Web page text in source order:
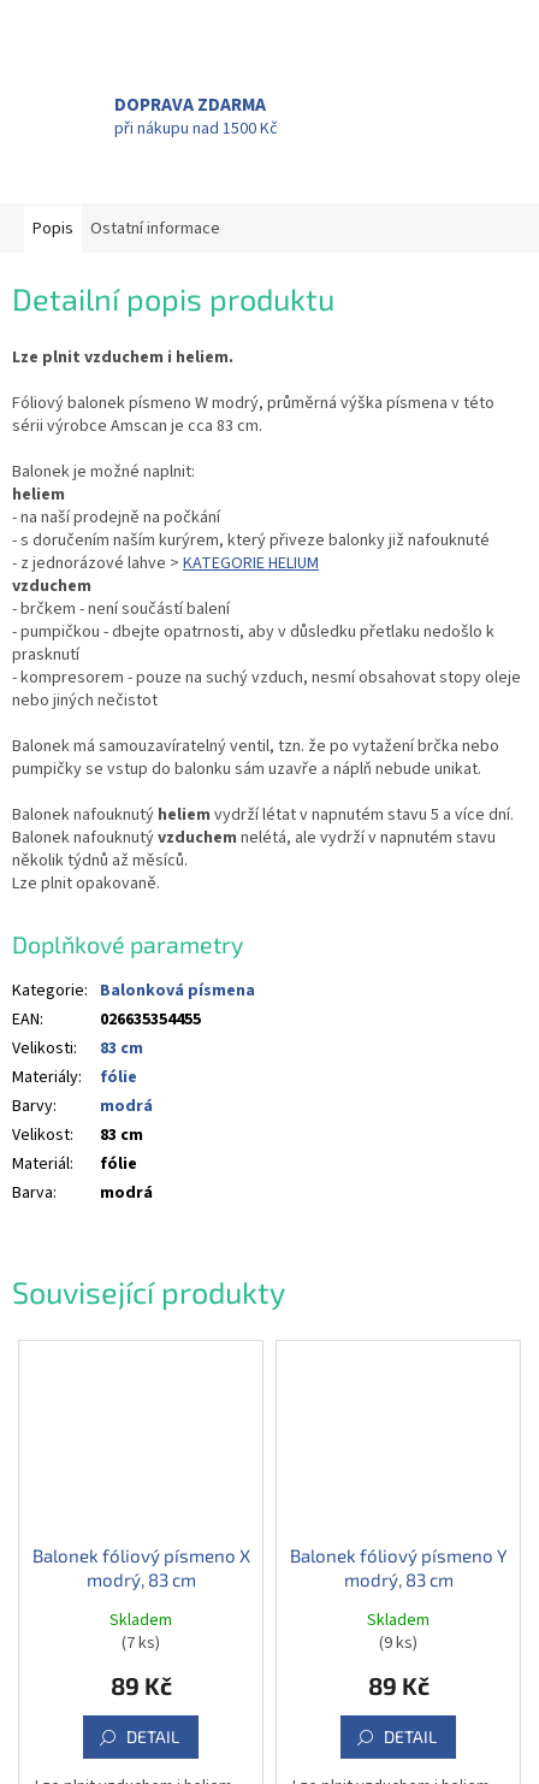
DOPRAVA ZDARMA
při nákupu nad 1500 Kč
Související produkty
Balonek fóliový písmeno X
modrý, 83 cm
Skladem
(7 ks)
89 Kč
DETAIL
Balonek fóliový písmeno Y
modrý, 83 cm
Skladem
(9 ks)
89 Kč
DETAIL
Popis Ostatní informace
Detailní popis produktu
Lze plnit vzduchem i heliem.
Fóliový balonek písmeno W modrý, průměrná výška písmena v této
sérii výrobce Amscan je cca 83 cm.
Balonek je možné naplnit:
heliem
- na naší prodejně na počkání
- s doručením naším kurýrem, který přiveze balonky již nafouknuté
- z jednorázové lahve > KATEGORIE HELIUM
vzduchem
- brčkem - není součástí balení
- pumpičkou - dbejte opatrnosti, aby v důsledku přetlaku nedošlo k
prasknutí
- kompresorem - pouze na suchý vzduch, nesmí obsahovat stopy oleje
nebo jiných nečistot
Balonek má samouzavíratelný ventil, tzn. že po vytažení brčka nebo
pumpičky se vstup do balonku sám uzavře a náplň nebude unikat.
Balonek nafouknutý heliem vydrží létat v napnutém stavu 5 a více dní.
Balonek nafouknutývzduchem nelétá, ale vydrží v napnutém stavu
několik týdnů až měsíců.
Lze plnit opakovaně.
Doplňkové parametry
Kategorie: Balonková písmena
EAN:
026635354455
Velikosti:
83 cm
Materiály:
fólie
Barvy:
modrá
Velikost:
83 cm
Materiál:
fólie
Barva: modrá